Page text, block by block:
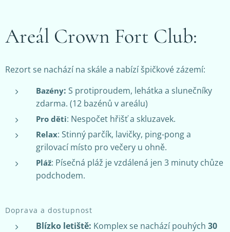
Areál Crown Fort Club:
Rezort se nachází na skále a nabízí špičkové zázemí:
Bazény: S protiproudem, lehátka a slunečníky
zdarma. (12 bazénů v areálu)
Pro děti: Nespočet hřišť a skluzavek.
Relax: Stinný parčík, lavičky, ping-pong a
grilovací místo pro večery u ohně.
Pláž: Písečná pláž je vzdálená jen 3 minuty chůze
podchodem.
Doprava a dostupnost
Blízko letiště: Komplex se nachází pouhých 30